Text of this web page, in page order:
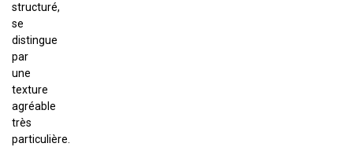
structuré,
se
distingue
par
une
texture
agréable
très
particulière.